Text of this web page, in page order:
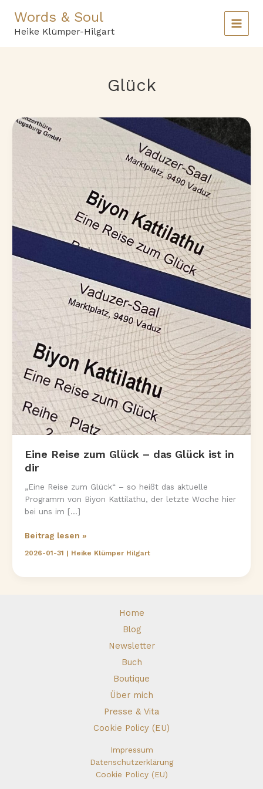
Inhalt
springen
Words & Soul
Heike Klümper-Hilgart
Glück
Eine Reise zum Glück – das Glück ist in
dir
„Eine Reise zum Glück“ – so heißt das aktuelle
Programm von Biyon Kattilathu, der letzte Woche hier
bei uns im […]
Eine
Beitrag lesen »
2026-01-31 | Heike Klümper Hilgart
Home
Blog
Newsletter
Buch
Boutique
Über mich
Presse & Vita
Cookie Policy (EU)
Impressum
Datenschutzerklärung
Cookie Policy (EU)